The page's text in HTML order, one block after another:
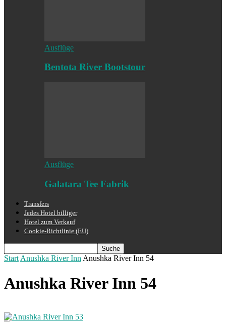
Ausflüge
Bentota River Bootstour
Ausflüge
Galatara Tee Fabrik
Transfers
Jedes Hotel billiger
Hotel zum Verkauf
Cookie-Richtlinie (EU)
StartAnushka River InnAnushka River Inn 54
Anushka River Inn 54